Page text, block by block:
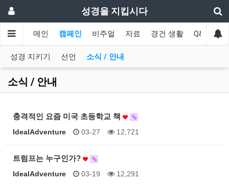
성경을 지킵시다
메인 캠페인 비주얼 자료 경건 생활 Q&A 협
성경 지키기 선언 소식 / 안내
소식 / 안내
충격적인 요즘 미국 초등학교 책
IdealAdventure 03-27 12,721
트럼프는 누구인가?
IdealAdventure 03-19 12,291